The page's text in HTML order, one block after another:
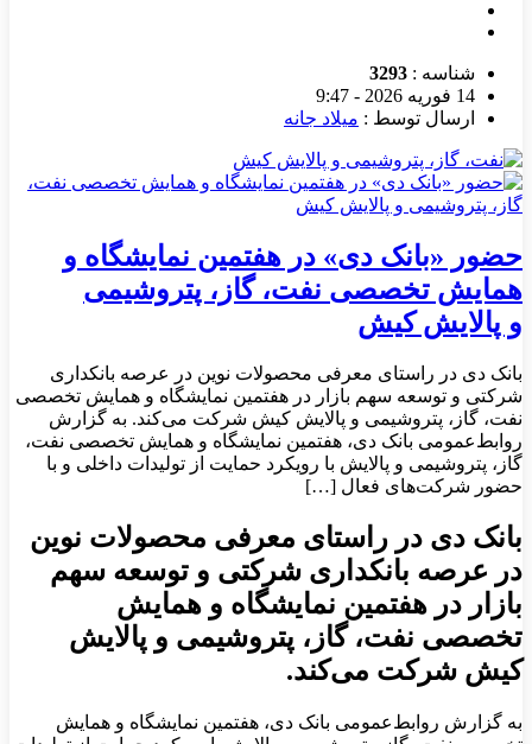
شناسه : 3293
14 فوریه 2026 - 9:47
ارسال توسط : میلاد جانه
حضور «بانک دی» در هفتمین نمایشگاه و
همایش تخصصی نفت، گاز، پتروشیمی
و پالایش کیش
بانک دی در راستای معرفی محصولات نوین در عرصه بانکداری
شرکتی و توسعه سهم بازار در هفتمین نمایشگاه و همایش تخصصی
نفت، گاز، پتروشیمی و پالایش کیش شرکت می‌کند. به گزارش
روابط‌عمومی بانک دی، هفتمین نمایشگاه و همایش تخصصی نفت،
گاز، پتروشیمی و پالایش با رویکرد حمایت از تولیدات داخلی و با
حضور شرکت‌های فعال […]
بانک دی در راستای معرفی محصولات نوین
در عرصه بانکداری شرکتی و توسعه سهم
بازار در هفتمین نمایشگاه و همایش
تخصصی نفت، گاز، پتروشیمی و پالایش
کیش شرکت می‌کند.
به گزارش روابط‌عمومی بانک دی، هفتمین نمایشگاه و همایش